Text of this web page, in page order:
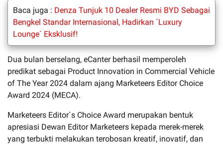
Baca juga : Denza Tunjuk 10 Dealer Resmi BYD Sebagai
Bengkel Standar Internasional, Hadirkan `Luxury
Lounge` Eksklusif!
Dua bulan berselang, eCanter berhasil memperoleh
predikat sebagai Product Innovation in Commercial Vehicle
of The Year 2024 dalam ajang Marketeers Editor Choice
Award 2024 (MECA).
Marketeers Editor`s Choice Award merupakan bentuk
apresiasi Dewan Editor Marketeers kepada merek-merek
yang terbukti melakukan terobosan kreatif, inovatif, dan